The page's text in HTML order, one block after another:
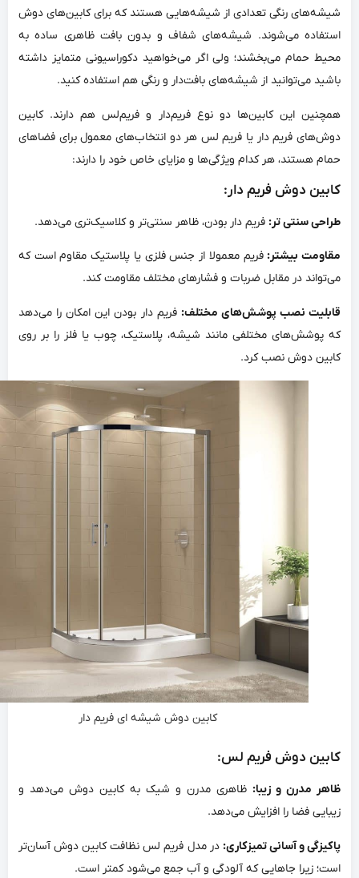
شیشه‌های رنگی تعدادی از شیشه‌هایی هستند که برای کابین‌های دوش
استفاده می‌شوند. شیشه‌های شفاف و بدون بافت ظاهری ساده به
محیط حمام می‌بخشند؛ ولی اگر می‌خواهید دکوراسیونی متمایز داشته
باشید می‌توانید از شیشه‌های بافت‌دار و رنگی هم استفاده کنید.
همچنین این کابین‌ها دو نوع فریم‌دار و فریم‌لس هم دارند. کابین
دوش‌های فریم دار یا فریم لس هر دو انتخاب‌های معمول برای فضاهای
حمام هستند، هر کدام ویژگی‌ها و مزایای خاص خود را دارند:
کابین دوش فریم دار:
طراحی سنتی تر:فریم دار بودن، ظاهر سنتی‌تر و کلاسیک‌تری می‌دهد.
مقاومت بیشتر:فریم معمولا از جنس فلزی یا پلاستیک مقاوم است که
می‌تواند در مقابل ضربات و فشارهای مختلف مقاومت کند.
قابلیت نصب پوشش‌های مختلف:فریم دار بودن این امکان را می‌دهد
که پوشش‌های مختلفی مانند شیشه، پلاستیک، چوب یا فلز را بر روی
کابین دوش نصب کرد.
کابین دوش شیشه ای فریم دار
کابین دوش فریم لس:
ظاهر مدرن و زیبا:ظاهری مدرن و شیک به کابین دوش می‌دهد و
زیبایی فضا را افزایش می‌دهد.
پاکیزگی و آسانی تمیزکاری: در مدل فریم لس نظافت کابین دوش آسان‌تر
است؛ زیرا جاهایی که آلودگی و آب جمع می‌شود کمتر است.